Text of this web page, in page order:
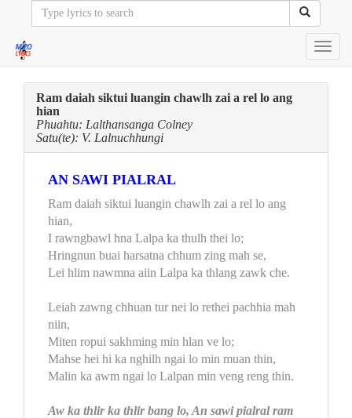
Ram daiah siktui luangin chawlh zai a rel lo ang
hian
Phuahtu: Lalthansanga Colney
Satu(te): V. Lalnuchhungi
AN SAWI PIALRAL
Ram daiah siktui luangin chawlh zai a rel lo ang
hian,
I rawngbawl hna Lalpa ka thulh thei lo;
Hringnun buai harsatna chhum zing mah se,
Lei hlim nawmna aiin Lalpa ka thlang zawk che.
Leiah zawng chhuan tur nei lo rethei pachhia mah
niin,
Miten ropui sakhming min hlan ve lo;
Mahse hei hi ka nghilh ngai lo min muan thin,
Malin ka awm ngai lo Lalpan min veng reng thin.
Aw ka thlir ka thlir bang lo, An sawi pialral ram